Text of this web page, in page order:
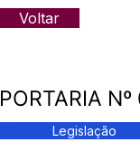
Voltar
PORTARIA
Legislação